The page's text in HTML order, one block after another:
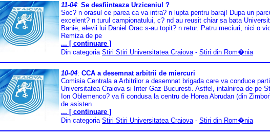
11-04: Se desfiinteaza Urziceniul ?
Soc? n orasul ce parea ca va intra? n lupta pentru baraj! Dupa un
excelent? n turul campionatului, c? nd au reusit chiar sa bata
Banie, elevii lui Daniel Orac s-au topit? n retur. Patru meciuri, nici o
Remiza de pe
... [ continuare ]
Din categoria Stiri Stiri Universitatea Craiova - Stiri din Rom�nia
10-04: CCA a desemnat arbitrii de miercuri
Comisia Centrala a Arbitrilor a desemnat brigada care va conduce
Universitatea Craiova si Inter Gaz Bucuresti. Astfel, intalnirea de pe
Ion Oblemenco? va fi condusa la centru de Horea Abrudan (din
de asisten
... [ continuare ]
Din categoria Stiri Stiri Universitatea Craiova - Stiri din Rom�nia